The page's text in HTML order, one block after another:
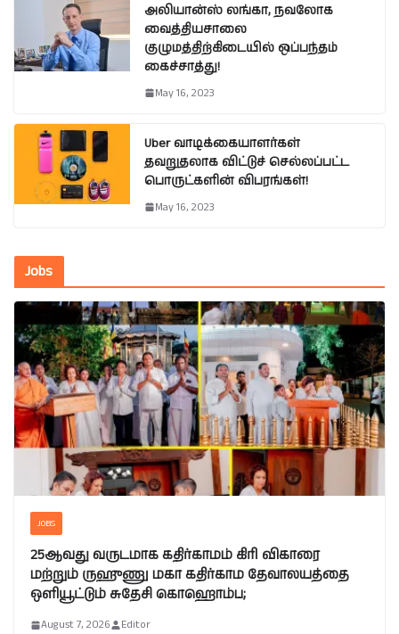
அலியான்ஸ் லங்கா, நவலோக
வைத்தியசாலை
குழுமத்திற்கிடையில் ஒப்பந்தம்
கைச்சாத்து!
May 16, 2023
Uber வாடிக்கையாளர்கள்
தவறுதலாக விட்டுச் செல்லப்பட்ட
பொருட்களின் விபரங்கள்!
May 16, 2023
Jobs
JOBS
25ஆவது வருடமாக கதிர்காமம் கிரி விகாரை
மற்றும் ருஹுணு மகா கதிர்காம தேவாலயத்தை
ஒளியூட்டும் சுதேசி கொஹொம்ப;
August 7, 2026 Editor